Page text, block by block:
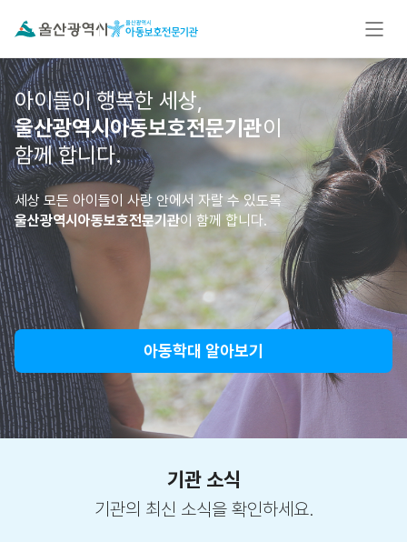
아이들이 행복한 세상,
울산광역시아동보호전문기관이
함께 합니다.
세상 모든 아이들이 사랑 안에서 자랄 수 있도록
울산광역시아동보호전문기관이 함께 합니다.
아동학대 알아보기
기관 소식
기관의 최신 소식을 확인하세요.